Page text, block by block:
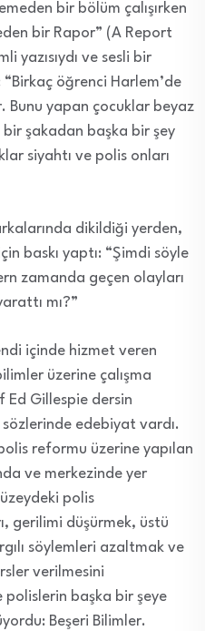
bir bölüm çalışırken
bir Rapor” (A Report
yazısıydı ve sesli bir
öğrenci Harlem’de
Bunu yapan çocuklar beyaz
şakadan başka bir şey
siyahtı ve polis onları
dikildiği yerden,
baskı yaptı: “Şimdi söyle
zamanda geçen olayları
mı?”
içinde hizmet veren
üzerine çalışma
Ed Gillespie dersin
sözlerinde edebiyat vardı.
reformu üzerine yapılan
ve merkezinde yer
polis
gerilimi düşürmek, üstü
söylemleri azaltmak ve
verilmesini
polislerin başka bir şeye
Beşeri Bilimler.